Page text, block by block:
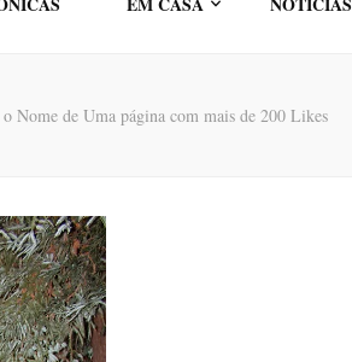
Nome de Uma página com mais de 200 Likes